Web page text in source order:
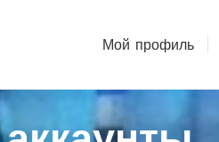
Мой профиль